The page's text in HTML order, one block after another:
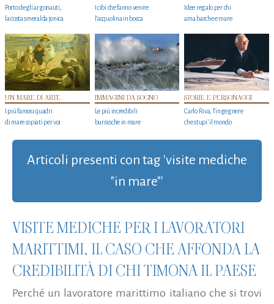
Porto degli argonauti,
la costa smeralda jonica
I cibi che fanno venire
l’acquolina in bocca
Idee regalo per chi
ama barche e mare
UN MARE DI ARTE
I più famosi quadri
di mare copiati per voi
IMMAGINI DA SOGNO
Le più incredibili
burrasche in mare
STORIE E PERSONAGGI
Carlo Riva, l’ingegnere
che stupi' il mondo
Articoli presenti con tag 'visite mediche
"in mare"'
VISITE MEDICHE PER I LAVORATORI
MARITTIMI, IL CASO CHE AFFONDA LA
CREDIBILITÀ DI CHI TIMONA IL PAESE
Perché un lavoratore marittimo italiano che si trovi